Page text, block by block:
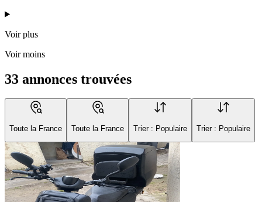
Voir plus
Voir moins
33 annonces trouvées
Toute la France Toute la France Trier : Populaire Trier : Populaire